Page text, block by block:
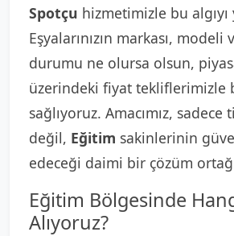
Spotçu hizmetimizle bu algıyı
Eşyalarınızın markası, modeli
durumu ne olursa olsun,
üzerindeki fiyat tekliflerimizle
sağlıyoruz. Amacımız,
değil, Eğitim sakinlerinin
edeceği daimi bir çözüm
Eğitim Bölgesinde
Alıyoruz?